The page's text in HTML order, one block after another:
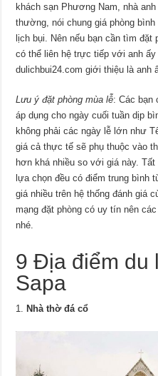
khách sạn Phương Nam, nhà
thường, nói chung giá phòng
lịch bụi. Nên nếu bạn cần tìm đặt
có thể liên hệ trực tiếp với anh
dulichbui24.com giới thiệu là anh
Lưu ý đặt phòng mùa lễ: Các bạn
áp dụng cho ngày cuối tuần dịp
không phải các ngày lễ lớn như
giá cả thực tế sẽ phụ thuộc vào
hơn khá nhiều so với giá này.
lựa chọn đều có điểm trung bình
giá nhiều trên hệ thống đánh giá
mạng đặt phòng có uy tín nên
nhé.
9 Địa điểm du
Sapa
Nhà thờ đá cổ